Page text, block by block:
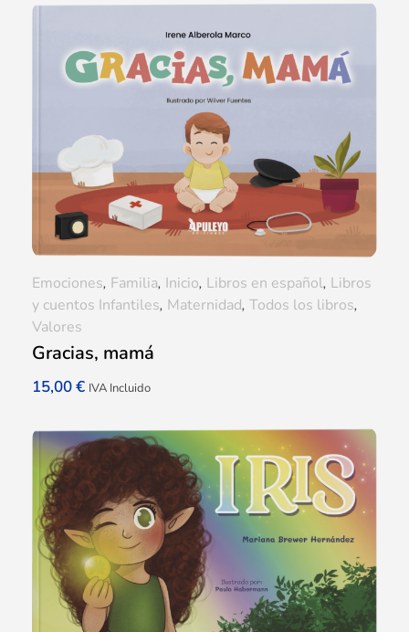
Gracias, mamá
15,00€ IVA Incluido
Emociones, Familia, Inicio, Libros en español, Libros
y cuentos Infantiles, Maternidad, Todos los libros,
Valores